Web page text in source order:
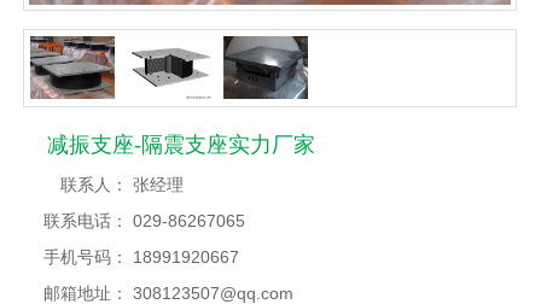
减振支座-隔震支座实力厂家
联系人：
张经理
联系电话：
029-86267065
手机号码：
18991920667
邮箱地址：
308123507@qq.com